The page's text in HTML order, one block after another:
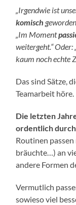
„Irgendwie ist
komisch
„Im Moment
weitergeht.“ Oder:
kaum noch echte
Das sind Sätze,
Teamarbeit höre.
Die letzten
ordentlich
Routinen
bräuchte…) an
andere Formen
Vermutlich
sowieso viel